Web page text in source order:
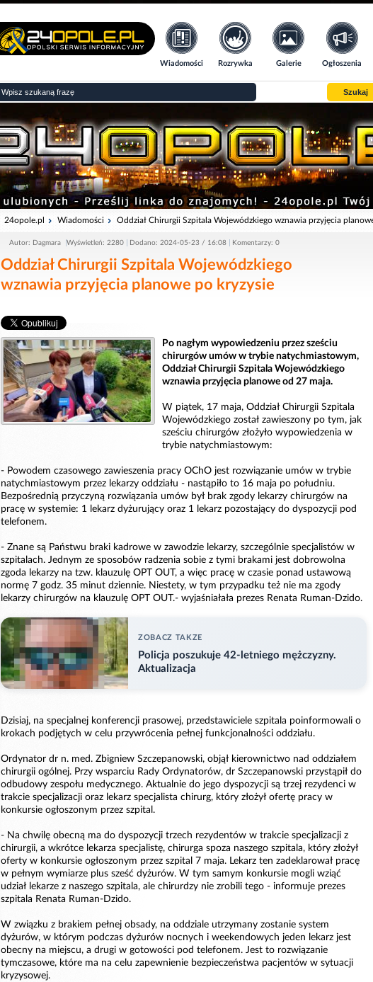
Wiadomości Rozrywka Galerie Ogłoszenia
Szukaj
24opole.pl Wiadomości Oddział Chirurgii Szpitala Wojewódzkiego wznawia przyjęcia
Autor: Dagmara Wyświetleń: 2280 Dodano: 2024-05-23 / 16:08 Komentarzy: 0
Oddział Chirurgii Szpitala Wojewódzkiego
wznawia przyjęcia planowe po kryzysie
Po nagłym wypowiedzeniu przez sześciu
chirurgów umów w trybie natychmiastowym,
Oddział Chirurgii Szpitala Wojewódzkiego
wznawia przyjęcia planowe od 27 maja.
W piątek, 17 maja, Oddział Chirurgii Szpitala
Wojewódzkiego został zawieszony po tym, jak
sześciu chirurgów złożyło wypowiedzenia w
trybie natychmiastowym:
- Powodem czasowego zawieszenia pracy OChO jest rozwiązanie umów w trybie
natychmiastowym przez lekarzy oddziału - nastąpiło to 16 maja po południu.
Bezpośrednią przyczyną rozwiązania umów był brak zgody lekarzy chirurgów na
pracę w systemie: 1 lekarz dyżurujący oraz 1 lekarz pozostający do dyspozycji pod
telefonem.
- Znane są Państwu braki kadrowe w zawodzie lekarzy, szczególnie specjalistów w
szpitalach. Jednym ze sposobów radzenia sobie z tymi brakami jest dobrowolna
zgoda lekarzy na tzw. klauzulę OPT OUT, a więc pracę w czasie ponad ustawową
normę 7 godz. 35 minut dziennie. Niestety, w tym przypadku też nie ma zgody
lekarzy chirurgów na klauzulę OPT OUT.- wyjaśniałała prezes Renata Ruman-Dzido.
ZOBACZ TAKZE
Policja poszukuje 42-letniego mężczyzny.
Aktualizacja
Dzisiaj, na specjalnej konferencji prasowej, przedstawiciele szpitala poinformowali o
krokach podjętych w celu przywrócenia pełnej funkcjonalności oddziału.
Ordynator dr n. med. Zbigniew Szczepanowski, objął kierownictwo nad oddziałem
chirurgii ogólnej. Przy wsparciu Rady Ordynatorów, dr Szczepanowski przystąpił do
odbudowy zespołu medycznego. Aktualnie do jego dyspozycji są trzej rezydenci w
trakcie specjalizacji oraz lekarz specjalista chirurg, który złożył ofertę pracy w
konkursie ogłoszonym przez szpital.
- Na chwilę obecną ma do dyspozycji trzech rezydentów w trakcie specjalizacji z
chirurgii, a wkrótce lekarza specjalistę, chirurga spoza naszego szpitala, który złożył
oferty w konkursie ogłoszonym przez szpital 7 maja. Lekarz ten zadeklarował pracę
w pełnym wymiarze plus sześć dyżurów. W tym samym konkursie mogli wziąć
udział lekarze z naszego szpitala, ale chirurdzy nie zrobili tego - informuje prezes
szpitala Renata Ruman-Dzido.
W związku z brakiem pełnej obsady, na oddziale utrzymany zostanie system
dyżurów, w którym podczas dyżurów nocnych i weekendowych jeden lekarz jest
obecny na miejscu, a drugi w gotowości pod telefonem. Jest to rozwiązanie
tymczasowe, które ma na celu zapewnienie bezpieczeństwa pacjentów w sytuacji
kryzysowej.